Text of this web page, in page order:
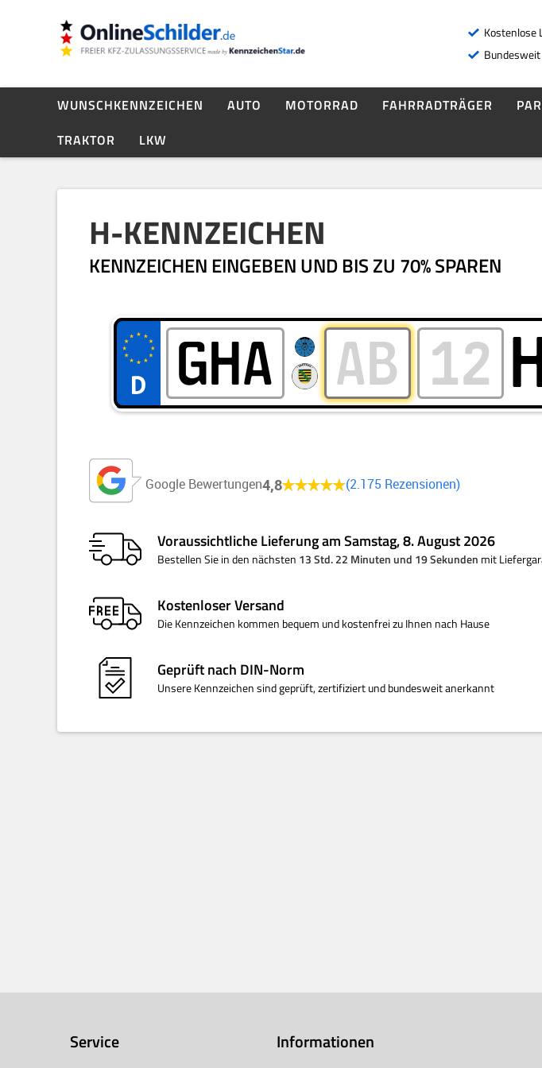
Kostenlose
WUNSCHKENNZEICHEN AUTO MOTORRAD FAHRRADTRÄGER
TRAKTOR
LKW
H-KENNZEICHEN
KENNZEICHEN EINGEBEN UND BIS ZU 70% SPAREN
H
Google Bewertungen4,8 2.175 Rezensionen
Voraussichtliche Lieferung amSamstag, 8. August 2026
Bestellen Siein den nächsten 13 Std. 22 Minuten und 19 Sekunden mit
KostenloserVersand
Die Kennzeichen kommen bequem und kostenfrei zu Ihnen nach Hause
Geprüft nach DIN-Norm
Unsere Kennzeichen sind geprüft, zertifiziert und bundesweit anerkannt
Service Informationen